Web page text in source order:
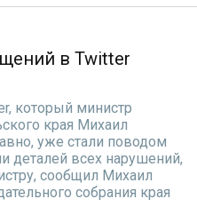
в Twitter
который министр
края Михаил
уже стали поводом
деталей всех нарушений,
сообщил Михаил
собрания края